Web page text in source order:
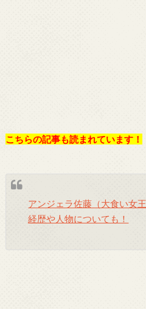
こちらの記事も読まれています！
アンジェラ佐藤（大食い女
経歴や人物についても！